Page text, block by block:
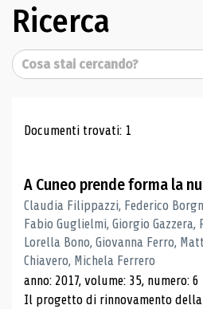
Ricerca
Cerca
Risultati di
Documenti trovati: 1
A Cuneo prende forma la
Claudia Filippazzi, Federico
Fabio Guglielmi, Giorgio
Lorella Bono, Giovanna Ferro,
Chiavero, Michela Ferrero
anno: 2017, volume: 35, numero: 6
Il progetto di rinnovamento